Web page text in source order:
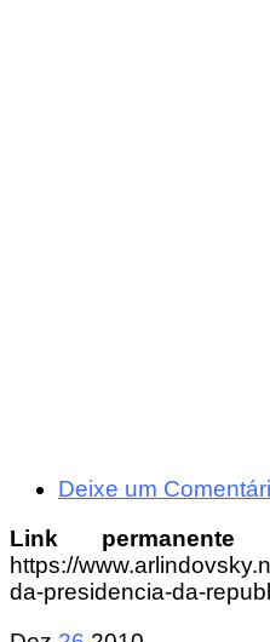
Deixe um
Link
https://
da-presidencia-da-